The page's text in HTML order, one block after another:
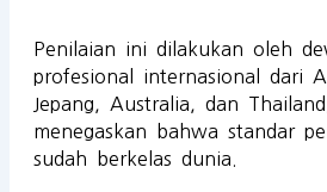
Penilaian ini dilakukan oleh
profesional internasional dari
Jepang, Australia, dan
menegaskan bahwa standar
sudah berkelas dunia.